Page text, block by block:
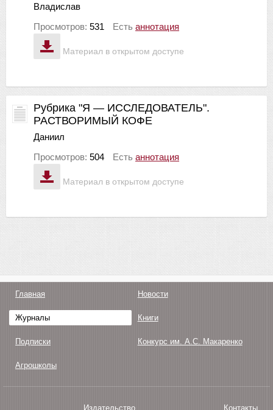
Материал в открытом доступе
Владислав
Просмотров: 531 Есть аннотация
Материал в открытом доступе
Рубрика "Я — ИССЛЕДОВАТЕЛЬ".
РАСТВОРИМЫЙ КОФЕ
Даниил
Просмотров: 504 Есть аннотация
Главная Новости
Журналы Книги
Подписки Конкурс им. А.С. Макаренко
Агрошколы
Издательство Контакты